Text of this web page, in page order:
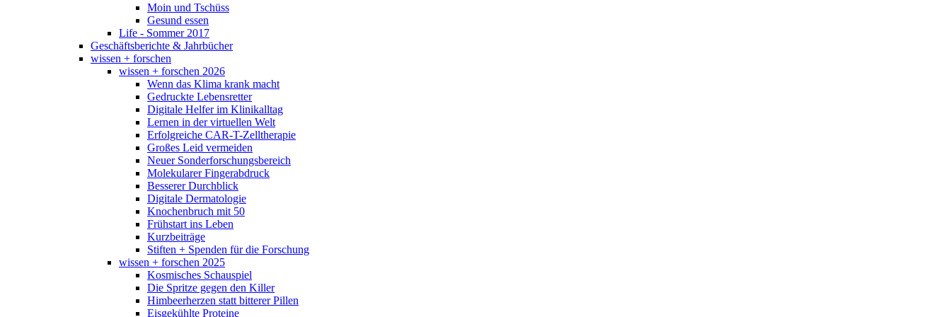
Moin und Tschüss
Gesund essen
Life - Sommer 2017
Geschäftsberichte & Jahrbücher
wissen + forschen
wissen + forschen 2026
Wenn das Klima krank macht
Gedruckte Lebensretter
Digitale Helfer im Klinikalltag
Lernen in der virtuellen Welt
Erfolgreiche CAR-T-Zelltherapie
Großes Leid vermeiden
Neuer Sonderforschungsbereich
Molekularer Fingerabdruck
Besserer Durchblick
Digitale Dermatologie
Knochenbruch mit 50
Frühstart ins Leben
Kurzbeiträge
Stiften + Spenden für die Forschung
wissen + forschen 2025
Kosmisches Schauspiel
Die Spritze gegen den Killer
Himbeerherzen statt bitterer Pillen
Eisgekühlte Proteine